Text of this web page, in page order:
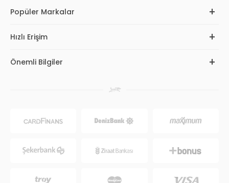
Popüler Markalar
Hızlı Erişim
Önemli Bilgiler